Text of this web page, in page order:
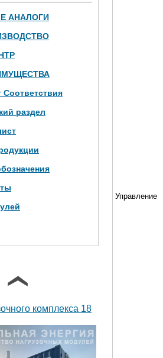
АНАЛОГИ
Соответствия
раздел
20 МВт в 2
6-10 кВ)
комплекса 18
Управление